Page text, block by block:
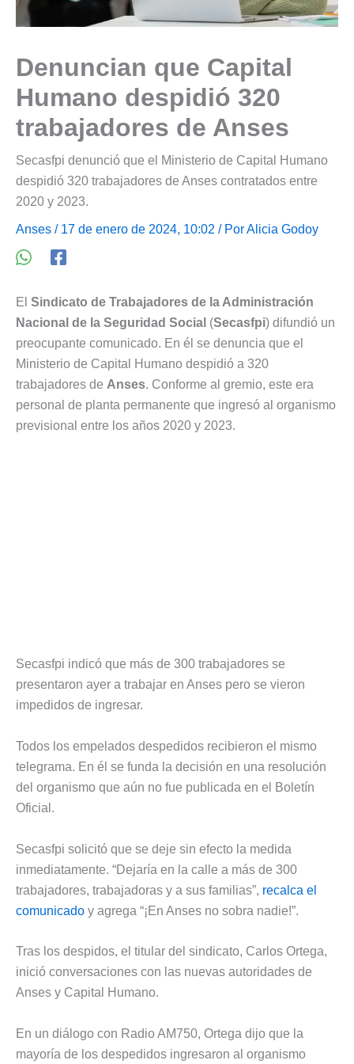
Denuncian que Capital
Humano despidió 320
trabajadores de Anses
Secasfpi denunció que el Ministerio de Capital Humano
despidió 320 trabajadores de Anses contratados entre
2020 y 2023.
Anses / 17 de enero de 2024, 10:02 / PorAlicia Godoy
El Sindicato de Trabajadores de la Administración
Nacional de la Seguridad Social (Secasfpi) difundió un
preocupante comunicado. En él se denuncia que el
Ministerio de Capital Humano despidió a 320
trabajadores de Anses. Conforme al gremio, este era
personal de planta permanente que ingresó al organismo
previsional entre los años 2020 y 2023.
Secasfpi indicó que más de 300 trabajadores se
presentaron ayer a trabajar en Anses pero se vieron
impedidos de ingresar.
Todos los empelados despedidos recibieron el mismo
telegrama. En él se funda la decisión en una resolución
del organismo que aún no fue publicada en el Boletín
Oficial.
Secasfpi solicitó que se deje sin efecto la medida
inmediatamente. “Dejaría en la calle a más de 300
trabajadores, trabajadoras y a sus familias”, recalca el
comunicado y agrega “¡En Anses no sobra nadie!”.
Tras los despidos, el titular del sindicato, Carlos Ortega,
inició conversaciones con las nuevas autoridades de
Anses y Capital Humano.
En un diálogo con Radio AM750, Ortega dijo que la
mayoría de los despedidos ingresaron al organismo